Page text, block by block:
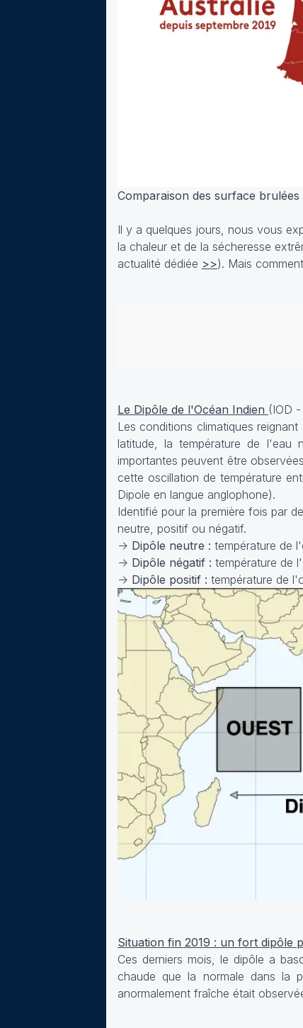
Comparaison des surface
Il y a quelques jours, nous vous
la chaleur et de la sécheresse
actualité dédiée >>). Mais
Le Dipôle de l'Océan Indien (IOD
Les conditions climatiques
latitude, la température de l'eau
importantes peuvent être
cette oscillation de température
Dipole en langue anglophone).
Identifié pour la première fois par
neutre, positif ou négatif.
-> Dipôle neutre : température de
-> Dipôle négatif : température de
-> Dipôle positif : température de
Situation fin 2019 : un fort dipôle
Ces derniers mois, le dipôle a
chaude que la normale dans la
anormalement fraîche était